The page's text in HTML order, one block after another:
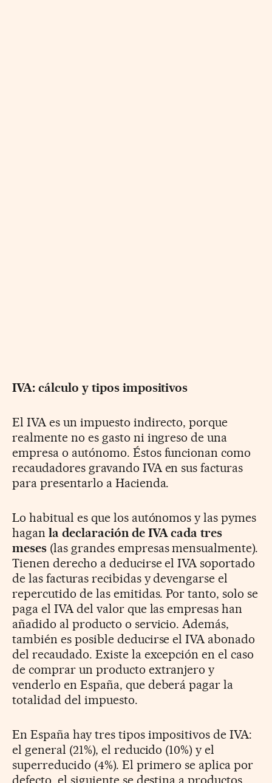
IVA: cálculo y tipos impositivos
El IVA es un impuesto indirecto, porque
realmente no es gasto ni ingreso de una
empresa o autónomo. Éstos funcionan como
recaudadores gravando IVA en sus facturas
para presentarlo a Hacienda.
Lo habitual es que los autónomos y las pymes
hagan la declaración de IVA cada tres
meses(las grandes empresas mensualmente).
Tienen derecho a deducirse el IVA soportado
de las facturas recibidas y devengarse el
repercutido de las emitidas. Por tanto, solo se
paga el IVA del valor que las empresas han
añadido al producto o servicio. Además,
también es posible deducirse el IVA abonado
del recaudado. Existe la excepción en el caso
de comprar un producto extranjero y
venderlo en España, que deberá pagar la
totalidad del impuesto.
En España hay tres tipos impositivos de IVA:
el general (21%), el reducido (10%) y el
superreducido (4%). El primero se aplica por